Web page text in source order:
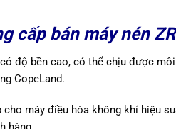
cấp bán máy nén
độ bền cao, có thể chịu được
CopeLand.
cho máy điều hòa không khí hiệu